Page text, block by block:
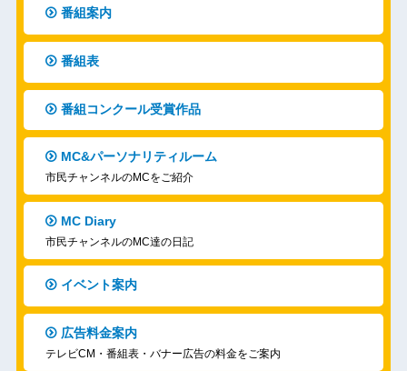
番組案内
番組表
番組コンクール受賞作品
MC&パーソナリティルーム
市民チャンネルのMCをご紹介
MC Diary
市民チャンネルのMC達の日記
イベント案内
広告料金案内
テレビCM・番組表・バナー広告の料金をご案内